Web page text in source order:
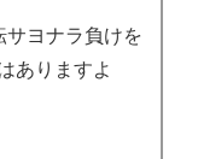
サヨナラ負けを
ありますよ